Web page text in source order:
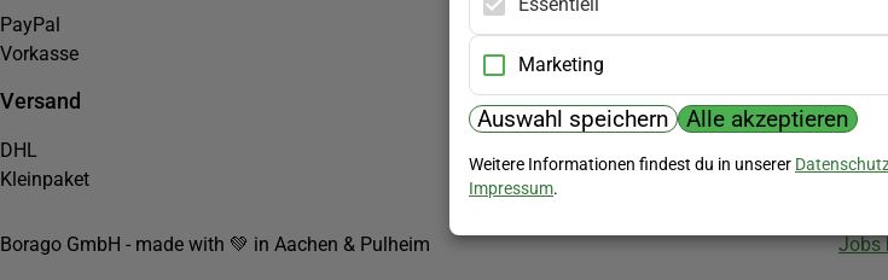
PayPal
Vorkasse
Versand
DHL
Kleinpaket
Borago GmbH - made with 💚 in Aachen & Pulheim Jobs
Marketing
Auswahl speichern Alle akzeptieren
Weitere Informationen findest du in unserer
Impressum.